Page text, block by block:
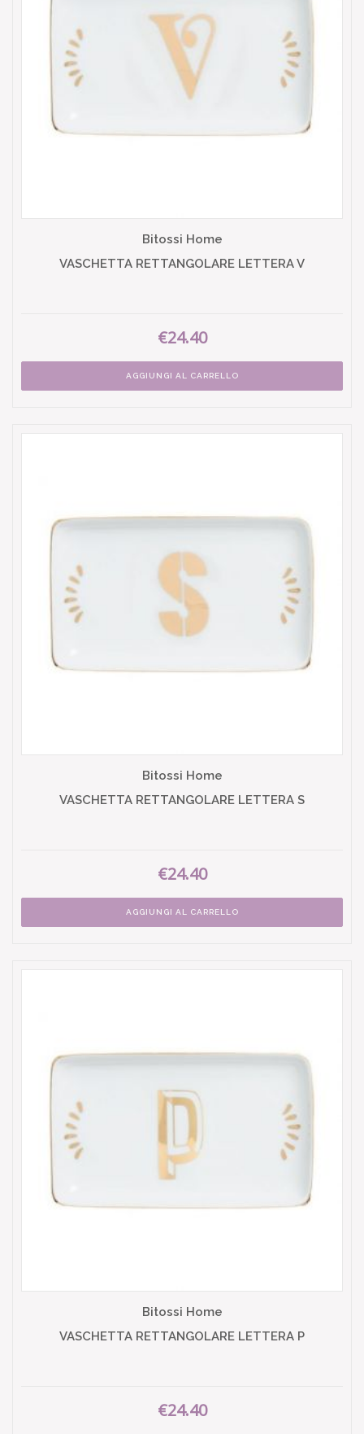
Bitossi Home
VASCHETTA RETTANGOLARE LETTERA V
€24.40
AGGIUNGI AL CARRELLO
Bitossi Home
VASCHETTA RETTANGOLARE LETTERA S
€24.40
AGGIUNGI AL CARRELLO
Bitossi Home
VASCHETTA RETTANGOLARE LETTERA P
€24.40